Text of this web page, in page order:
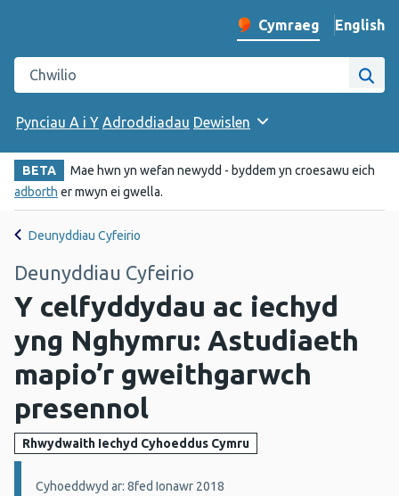
Newid iaith y wefan
Cymraeg English
–
Chwilio gwefan Iechyd Cyhoeddus Cymru
Pynciau A i Y Adroddiadau Dewislen
BETA
Mae hwn yn wefan newydd - byddem yn croesawu eich
adborth er mwyn ei gwella.
Deunyddiau Cyfeirio
Deunyddiau Cyfeirio
Y celfyddydau ac iechyd
yng Nghymru: Astudiaeth
mapio’r gweithgarwch
presennol
Rhwydwaith Iechyd Cyhoeddus Cymru
Manylion:
Cyhoeddwyd ar: 8fed Ionawr 2018